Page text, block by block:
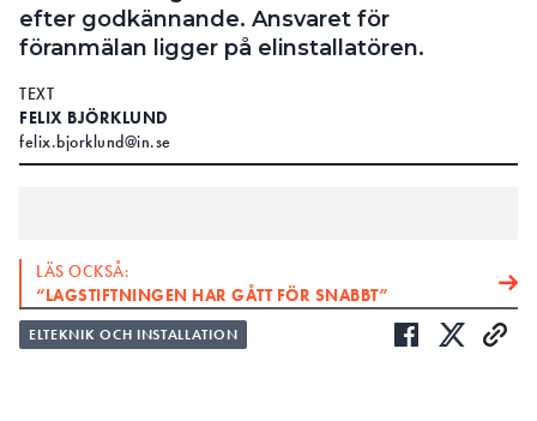
efter godkännande. Ansvaret för
föranmälan ligger på elinstallatören.
TEXT
FELIX BJÖRKLUND
felix.bjorklund@in.se
LÄS OCKSÅ:
“LAGSTIFTNINGEN HAR GÅTT FÖR SNABBT”
LÄS OCKSÅ:
ELTEKNIK OCH INSTALLATION